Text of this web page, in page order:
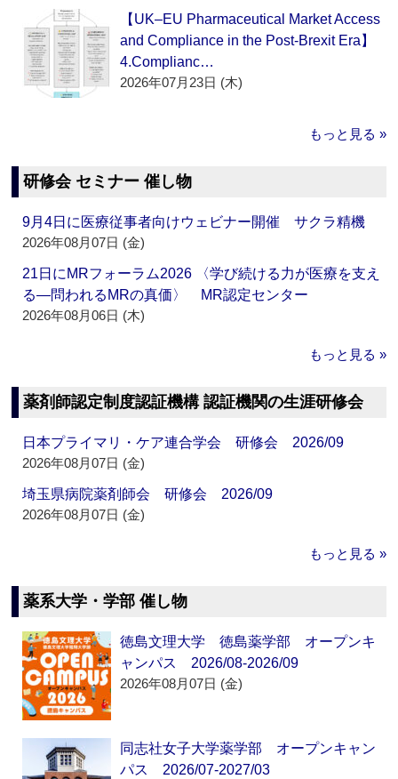
【UK–EU Pharmaceutical Market Access
and Compliance in the Post-Brexit Era】
4.Complianc…
2026年07月23日 (木)
もっと見る »
研修会 セミナー 催し物
9月4日に医療従事者向けウェビナー開催 サクラ精機
2026年08月07日 (金)
21日にMRフォーラム2026 〈学び続ける力が医療を支え
る―問われるMRの真価〉 MR認定センター
2026年08月06日 (木)
もっと見る »
薬剤師認定制度認証機構 認証機関の生涯研修会
日本プライマリ・ケア連合学会 研修会 2026/09
2026年08月07日 (金)
埼玉県病院薬剤師会 研修会 2026/09
2026年08月07日 (金)
もっと見る »
薬系大学・学部 催し物
徳島文理大学 徳島薬学部 オープンキ
ャンパス 2026/08-2026/09
2026年08月07日 (金)
同志社女子大学薬学部 オープンキャン
パス 2026/07-2027/03